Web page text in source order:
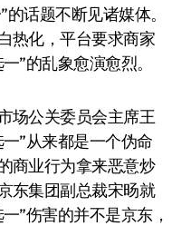
热化，平台要求商家
”的乱象愈演愈烈。
公关委员会主席王
”从来都是一个伪命
商业行为拿来恶意炒
东集团副总裁宋旸就
”伤害的并不是京东，